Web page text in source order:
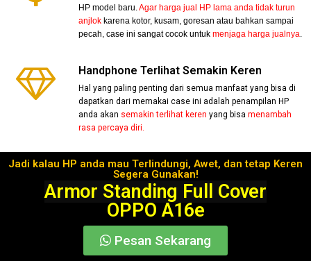
HP model baru.Agar harga jual HP lama anda tidak turun
anjlok karena kotor, kusam, goresan atau bahkan sampai
pecah, case ini sangat cocok untukmenjaga harga jualnya.
Handphone Terlihat Semakin Keren
Hal yang paling penting dari semua manfaat yang bisa di
dapatkan dari memakai case ini adalah penampilan HP
anda akan semakin terlihat keren yang bisamenambah
rasa percaya diri.
Jadi kalau HP anda mau Terlindungi, Awet, dan tetap Keren
Segera Gunakan!
Armor Standing Full Cover
OPPO A16e
Pesan Sekarang